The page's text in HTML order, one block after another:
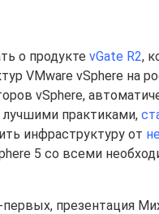
о продукте vGate R2,
VMware vSphere на
vSphere,
практиками,
инфраструктуру от
5 со всеми
презентация